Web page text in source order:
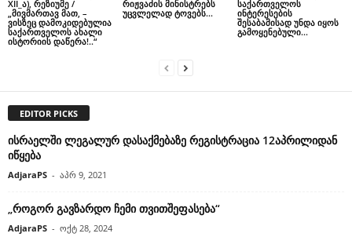
XII_ა), რეზიუმე /
„მივმართავ მათ, –
ვისზეც დამოკიდებულია
საქართველოს ახალი
ისტორიის დაწერა!..“
რიჟვაძის მინისტრებს
უცვლელად ტოვებს…
საქართველოს
ინტერესების
შესაბამისად უნდა იყოს
გამოყენებული…
EDITOR PICKS
ისრაელში ლეგალურ დასაქმებაზე რეგისტრაცია 12აპრილიდან
იწყება
AdjaraPS - აპრ 9, 2021
„როგორ გავზარდო ჩემი თვითშეფასება“
AdjaraPS - ოქტ 28, 2024